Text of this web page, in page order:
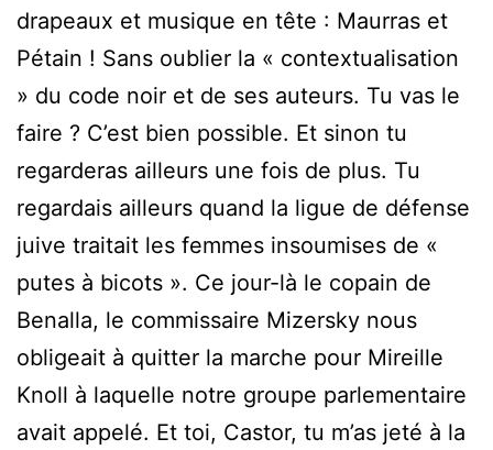
drapeaux et musique en tête : Maurras et
Pétain ! Sans oublier la « contextualisation
» du code noir et de ses auteurs. Tu vas le
faire ? C’est bien possible. Et sinon tu
regarderas ailleurs une fois de plus. Tu
regardais ailleurs quand la ligue de défense
juive traitait les femmes insoumises de «
putes à bicots ». Ce jour-là le copain de
Benalla, le commissaire Mizersky nous
obligeait à quitter la marche pour Mireille
Knoll à laquelle notre groupe parlementaire
avait appelé. Et toi, Castor, tu m’as jeté à la